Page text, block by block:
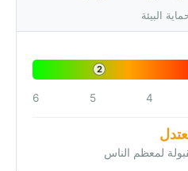
البيئة
2
4
5
6
لمعظم الناس